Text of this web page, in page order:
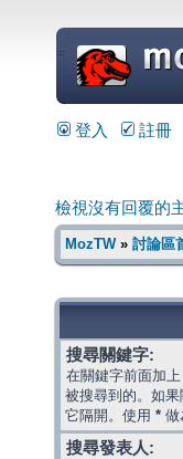
=
登入 註冊
檢視沒有回覆的
MozTW» 討論區
搜尋關鍵字:
在關鍵字前面加上
被搜尋到的。如
它隔開。使用 * 做
搜尋發表人: